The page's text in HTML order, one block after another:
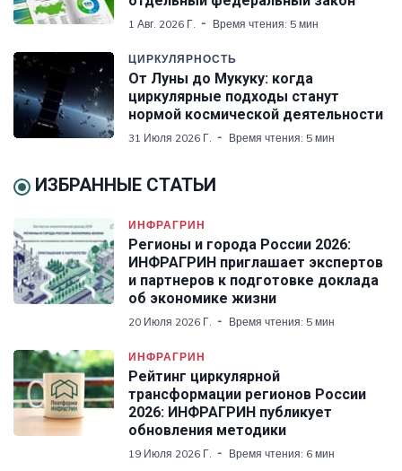
1 Авг. 2026 Г. Время чтения: 5 мин
ЦИРКУЛЯРНОСТЬ
От Луны до Мукуку: когда
циркулярные подходы станут
нормой космической деятельности
31 Июля 2026 Г. Время чтения: 5 мин
ИЗБРАННЫЕ СТАТЬИ
ИНФРАГРИН
Регионы и города России 2026:
ИНФРАГРИН приглашает экспертов
и партнеров к подготовке доклада
об экономике жизни
20 Июля 2026 Г. Время чтения: 5 мин
ИНФРАГРИН
Рейтинг циркулярной
трансформации регионов России
2026: ИНФРАГРИН публикует
обновления методики
19 Июля 2026 Г. Время чтения: 6 мин